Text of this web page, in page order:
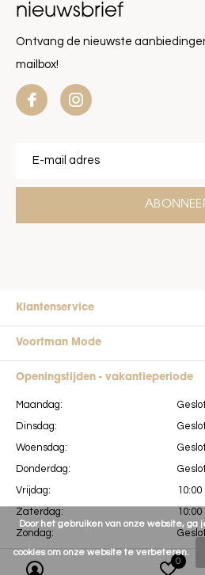
nieuwsbrief
Ontvang de nieuwste
mailbox!
Klantenservice
Voortman Mode
Openingstijden - vakantieperiode
Maandag:
Dinsdag:
Woensdag:
Donderdag:
Vrijdag:
Zaterdag:
Zondag:
0
Door het gebruiken van onze website, ga
cookies om onze website te verbeteren.